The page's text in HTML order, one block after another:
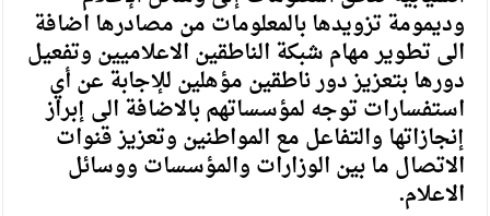
وديمومة تزويدها بالمعلومات من مصادرها اضافة
الى تطوير مهام شبكة الناطقين الاعلاميين وتفعيل
دورها بتعزيز دور ناطقين مؤهلين للإجابة عن أي
استفسارات توجه لمؤسساتهم بالاضافة الى إبراز
إنجازاتها والتفاعل مع المواطنين وتعزيز قنوات
الاتصال ما بين الوزارات والمؤسسات ووسائل
الاعلام.